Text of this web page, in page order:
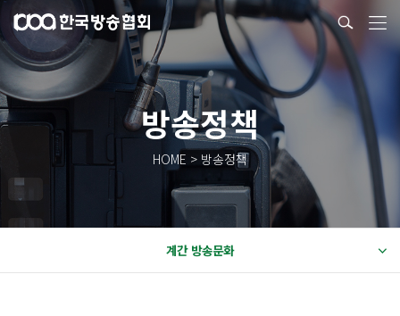
방송정책
HOME > 방송정책
계간 방송문화